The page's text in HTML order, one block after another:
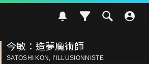
今敏：造夢魔術師
SATOSHI KON, I’ILLUSIONNISTE